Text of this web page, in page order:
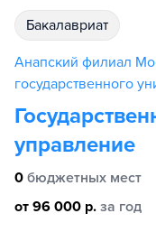
бакалавриат
Анапский филиал
государственного
управление
0 бюджетных мест
от 96 000 р. за год